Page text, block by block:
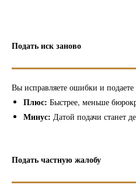
Подать иск заново
Вы исправляете ошибки и
Плюс: Быстрее, меньше
Минус: Датой подачи станет
Подать частную жалобу